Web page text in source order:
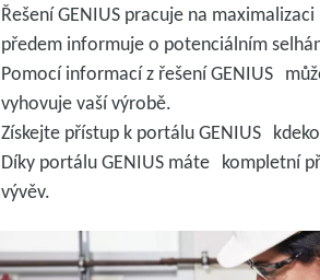
Řešení GENIUS pracuje na
předem informuje o potenciálním
Pomocí informací z řešení GENIUS
vyhovuje vaší výrobě.
Získejte přístup k portálu GENIUS
Díky portálu GENIUS máte kompletní
vývěv.